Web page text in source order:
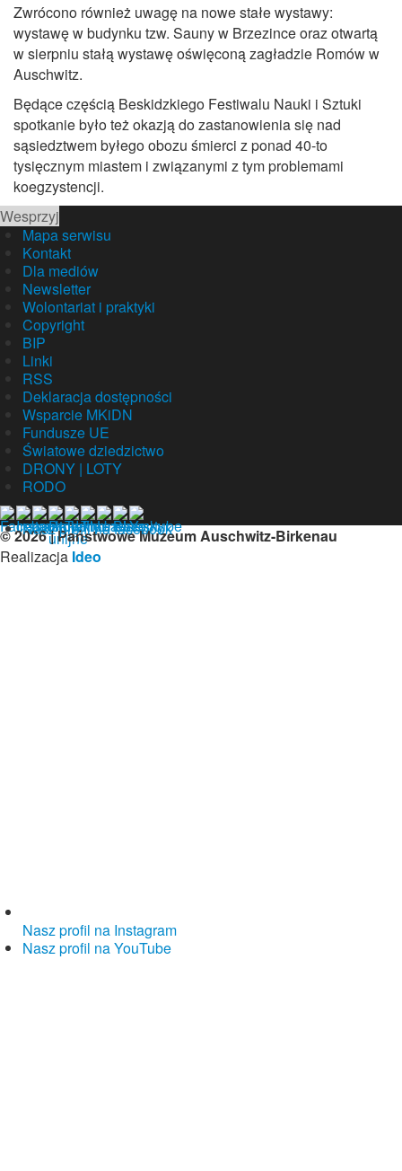
Zwrócono również uwagę na nowe stałe wystawy:
wystawę w budynku tzw. Sauny w Brzezince oraz otwartą
w sierpniu stałą wystawę oświęconą zagładzie Romów w
Auschwitz.
Będące częścią Beskidzkiego Festiwalu Nauki i Sztuki
spotkanie było też okazją do zastanowienia się nad
sąsiedztwem byłego obozu śmierci z ponad 40-to
tysięcznym miastem i związanymi z tym problemami
koegzystencji.
Wesprzyj
Mapa serwisu
Kontakt
Dla mediów
Newsletter
Wolontariat i praktyki
Copyright
BIP
Linki
RSS
Deklaracja dostępności
Wsparcie MKiDN
Fundusze UE
Światowe dziedzictwo
DRONY | LOTY
RODO
© 2026 | Państwowe Muzeum Auschwitz-Birkenau
Realizacja Ideo
Nasz profil na facebook
Nasz profil na Instagram
Nasz profil na YouTube